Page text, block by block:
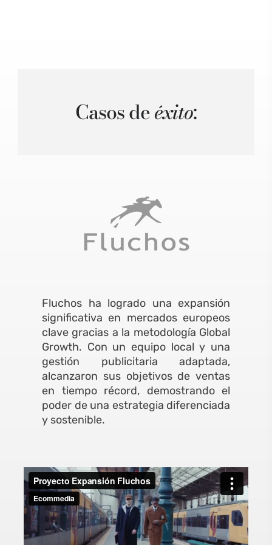
Casos deéxito:
Fluchos ha logrado una expansión
significativa en mercados europeos
clave gracias a la metodología Global
Growth. Con un equipo local y una
gestión publicitaria adaptada,
alcanzaron sus objetivos de ventas
en tiempo récord, demostrando el
poder de una estrategia diferenciada
y sostenible.